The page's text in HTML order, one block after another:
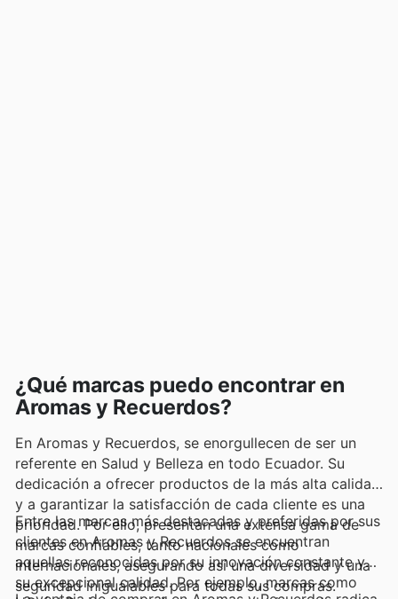
¿Qué marcas puedo encontrar en
Aromas y Recuerdos?
En Aromas y Recuerdos, se enorgullecen de ser un
referente en Salud y Belleza en todo Ecuador. Su
dedicación a ofrecer productos de la más alta calidad
y a garantizar la satisfacción de cada cliente es una
prioridad. Por ello, presentan una extensa gama de
marcas confiables, tanto nacionales como
internacionales, asegurando así una diversidad y una
seguridad inigualables para todas sus compras.
Entre las marcas más destacadas y preferidas por sus
clientes en Aromas y Recuerdos se encuentran
aquellas reconocidas por su innovación constante y
su excepcional calidad. Por ejemplo, marcas como